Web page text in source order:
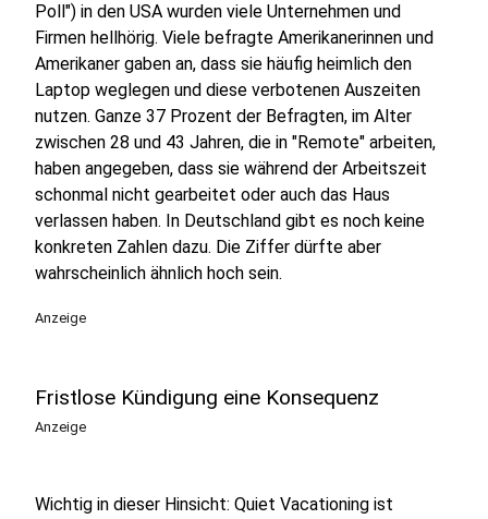
Poll") in den USA wurden viele Unternehmen und
Firmen hellhörig. Viele befragte Amerikanerinnen und
Amerikaner gaben an, dass sie häufig heimlich den
Laptop weglegen und diese verbotenen Auszeiten
nutzen. Ganze 37 Prozent der Befragten, im Alter
zwischen 28 und 43 Jahren, die in "Remote" arbeiten,
haben angegeben, dass sie während der Arbeitszeit
schonmal nicht gearbeitet oder auch das Haus
verlassen haben. In Deutschland gibt es noch keine
konkreten Zahlen dazu. Die Ziffer dürfte aber
wahrscheinlich ähnlich hoch sein.
Anzeige
Fristlose Kündigung eine Konsequenz
Anzeige
Wichtig in dieser Hinsicht: Quiet Vacationing ist